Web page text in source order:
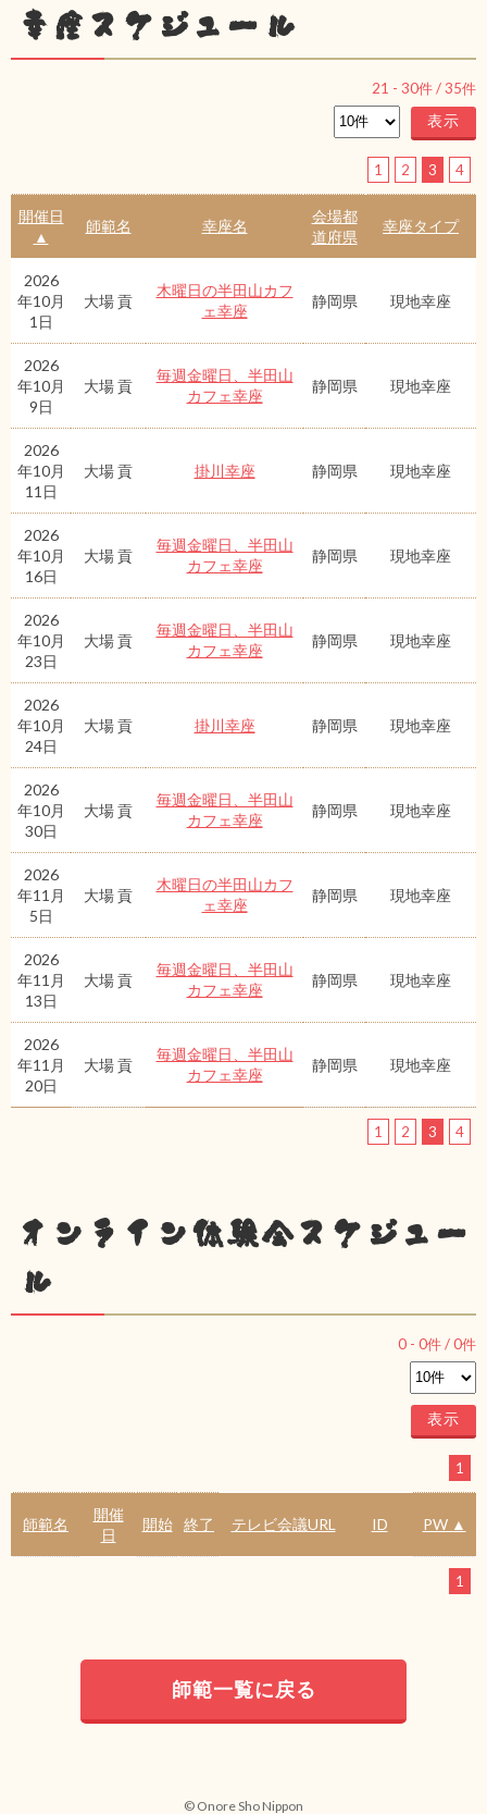
幸座スケジュール
21 - 30件 /35件
1 2 3 4
開催日
▲
師範名 幸座名
会場都
道府県
幸座タイプ
2026
年10月
1日
大場 貢
木曜日の半田山カフ
ェ幸座
静岡県 現地幸座
2026
年10月
9日
大場 貢
毎週金曜日、半田山
カフェ幸座
静岡県 現地幸座
2026
年10月
11日
大場 貢 掛川幸座 静岡県 現地幸座
2026
年10月
16日
大場 貢
毎週金曜日、半田山
カフェ幸座
静岡県 現地幸座
2026
年10月
23日
大場 貢
毎週金曜日、半田山
カフェ幸座
静岡県 現地幸座
2026
年10月
24日
大場 貢 掛川幸座 静岡県 現地幸座
2026
年10月
30日
大場 貢
毎週金曜日、半田山
カフェ幸座
静岡県 現地幸座
2026
年11月
5日
大場 貢
木曜日の半田山カフ
ェ幸座
静岡県 現地幸座
2026
年11月
13日
大場 貢
毎週金曜日、半田山
カフェ幸座
静岡県 現地幸座
2026
年11月
20日
大場 貢
毎週金曜日、半田山
カフェ幸座
静岡県 現地幸座
1 2 3 4
オンライン体験会スケジュー
ル
0 - 0件 /0件
1
師範名
開催
日
開始 終了 テレビ会議URL ID PW ▲
1
師範一覧に戻る
© Onore Sho Nippon